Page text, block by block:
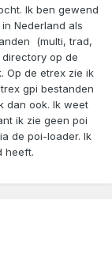
Ik ben gewend
Nederland als
(multi, trad,
op de
Op de etrex zie ik
gpi bestanden
dan ook. Ik weet
ik zie geen poi
de poi-loader. Ik
heeft.